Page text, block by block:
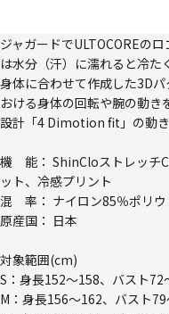
ジャガードでULTOCOREの
は水分（汗）に濡れると冷た
身体に合わせて作成した3D
おける身体の回転や腕の動
設計「4 Dimotion fit」の動き
機 能： ShinCloストレッチ
ット、冷感プリント
混 率： ナイロン85％ポリウ
原産国： 日本
対象範囲(cm)
S：身長152～158、バスト72
M：身長156～162、バスト